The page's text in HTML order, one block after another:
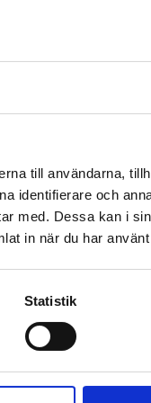
till användarna,
identifierare och
med. Dessa kan i
in när du har
Statistik
i
n